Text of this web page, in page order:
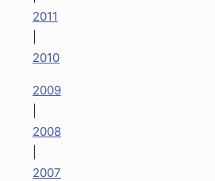
2011
2010
2009
2008
2007